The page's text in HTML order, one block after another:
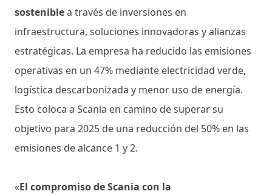
sosteniblea través de inversiones en
infraestructura, soluciones innovadoras y alianzas
estratégicas. La empresa ha reducido las emisiones
operativas en un 47% mediante electricidad verde,
logística descarbonizada y menor uso de energía.
Esto coloca a Scania en camino de superar su
objetivo para 2025 de una reducción del 50% en las
emisiones de alcance 1 y 2.
«El compromiso de Scania con la